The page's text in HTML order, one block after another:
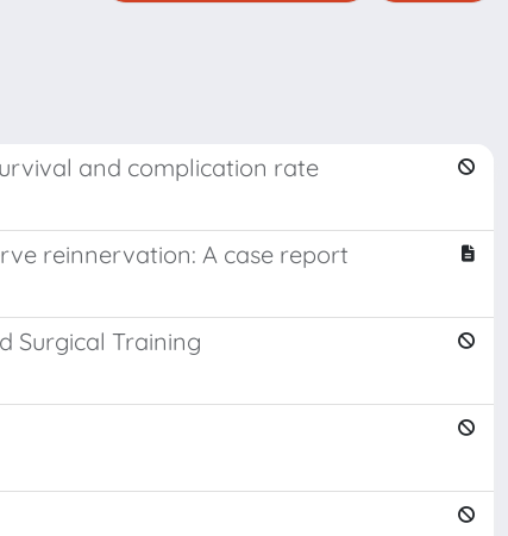
and complication rate
reinnervation: A case report
Surgical Training